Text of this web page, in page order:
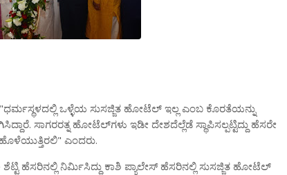
ಧರ್ಮಸ್ಥಳದಲ್ಲಿ ಒಳ್ಳೆಯ ಸುಸಜ್ಜಿತ ಹೋಟೆಲ್ ಇಲ್ಲ ಎಂಬ ಕೊರತೆಯನ್ನು
. ಸಾಗರರತ್ನ ಹೋಟೆಲ್ಗಳು ಇಡೀ ದೇಶದೆಲ್ಲೆಡೆ ಸ್ಥಾಪಿಸಲ್ಪಟ್ಟಿದ್ದು ಹೆಸರೇ
ಹೊಳೆಯುತ್ತಿರಲಿ" ಎಂದರು.
ಶೆಟ್ಟಿ ಹೆಸರಿನಲ್ಲಿ ನಿರ್ಮಿಸಿದ್ದು ಕಾಶಿ ಪ್ಯಾಲೇಸ್ ಹೆಸರಿನಲ್ಲಿ ಸುಸಜ್ಜಿತ ಹೋಟೆಲ್